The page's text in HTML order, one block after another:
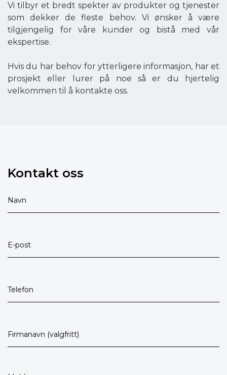
Vi tilbyr et bredt spekter av produkter og tjenester
som dekker de fleste behov. Vi ønsker å være
tilgjengelig for våre kunder og bistå med vår
ekspertise.
Hvis du har behov for ytterligere informasjon, har et
prosjekt eller lurer på noe så er du hjertelig
velkommen til å kontakte oss.
Kontakt oss